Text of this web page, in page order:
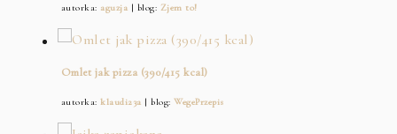
autorka: aguzja | blog: Zjem to!
Omlet jak pizza (390/415 kcal)
autorka:klaudi23a | blog:WegePrzepis